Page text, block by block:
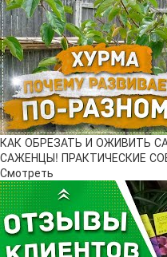
КАК ОБРЕЗАТЬ И ОЖИВИТЬ
САЖЕНЦЫ! ПРАКТИЧЕСКИЕ
Смотреть